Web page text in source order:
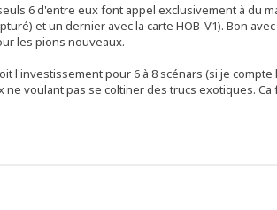
6 d'entre eux font appel exclusivement à du
et un dernier avec la carte HOB-V1). Bon avec
les pions nouveaux.
l'investissement pour 6 à 8 scénars (si je compte
voulant pas se coltiner des trucs exotiques. Ca